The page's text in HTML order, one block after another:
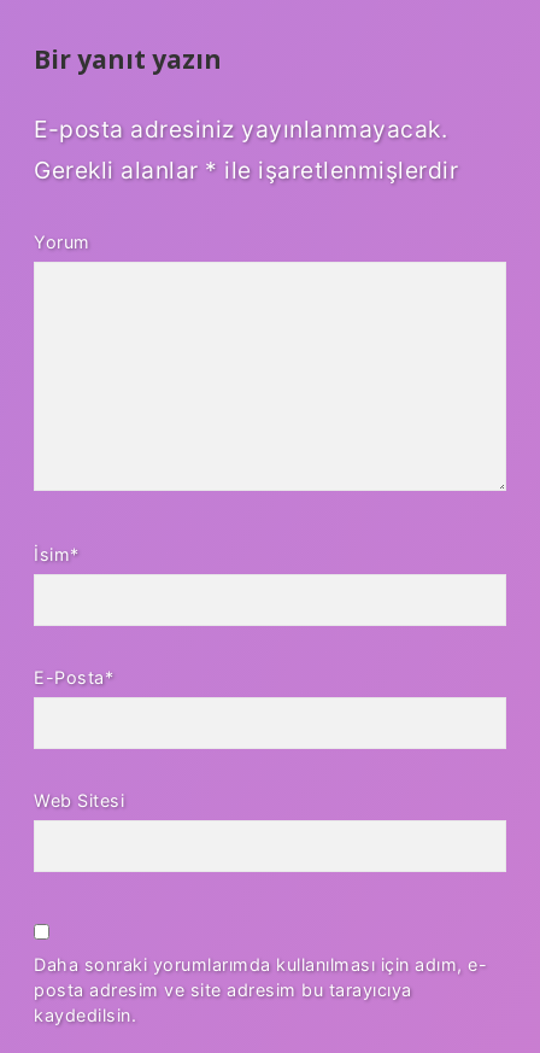
Bir yanıt yazın
E-posta adresiniz yayınlanmayacak.
Gerekli alanlar * ile işaretlenmişlerdir
Yorum
İsim*
E-Posta*
Web Sitesi
Daha sonraki yorumlarımda kullanılması için adım, e-
posta adresim ve site adresim bu tarayıcıya
kaydedilsin.